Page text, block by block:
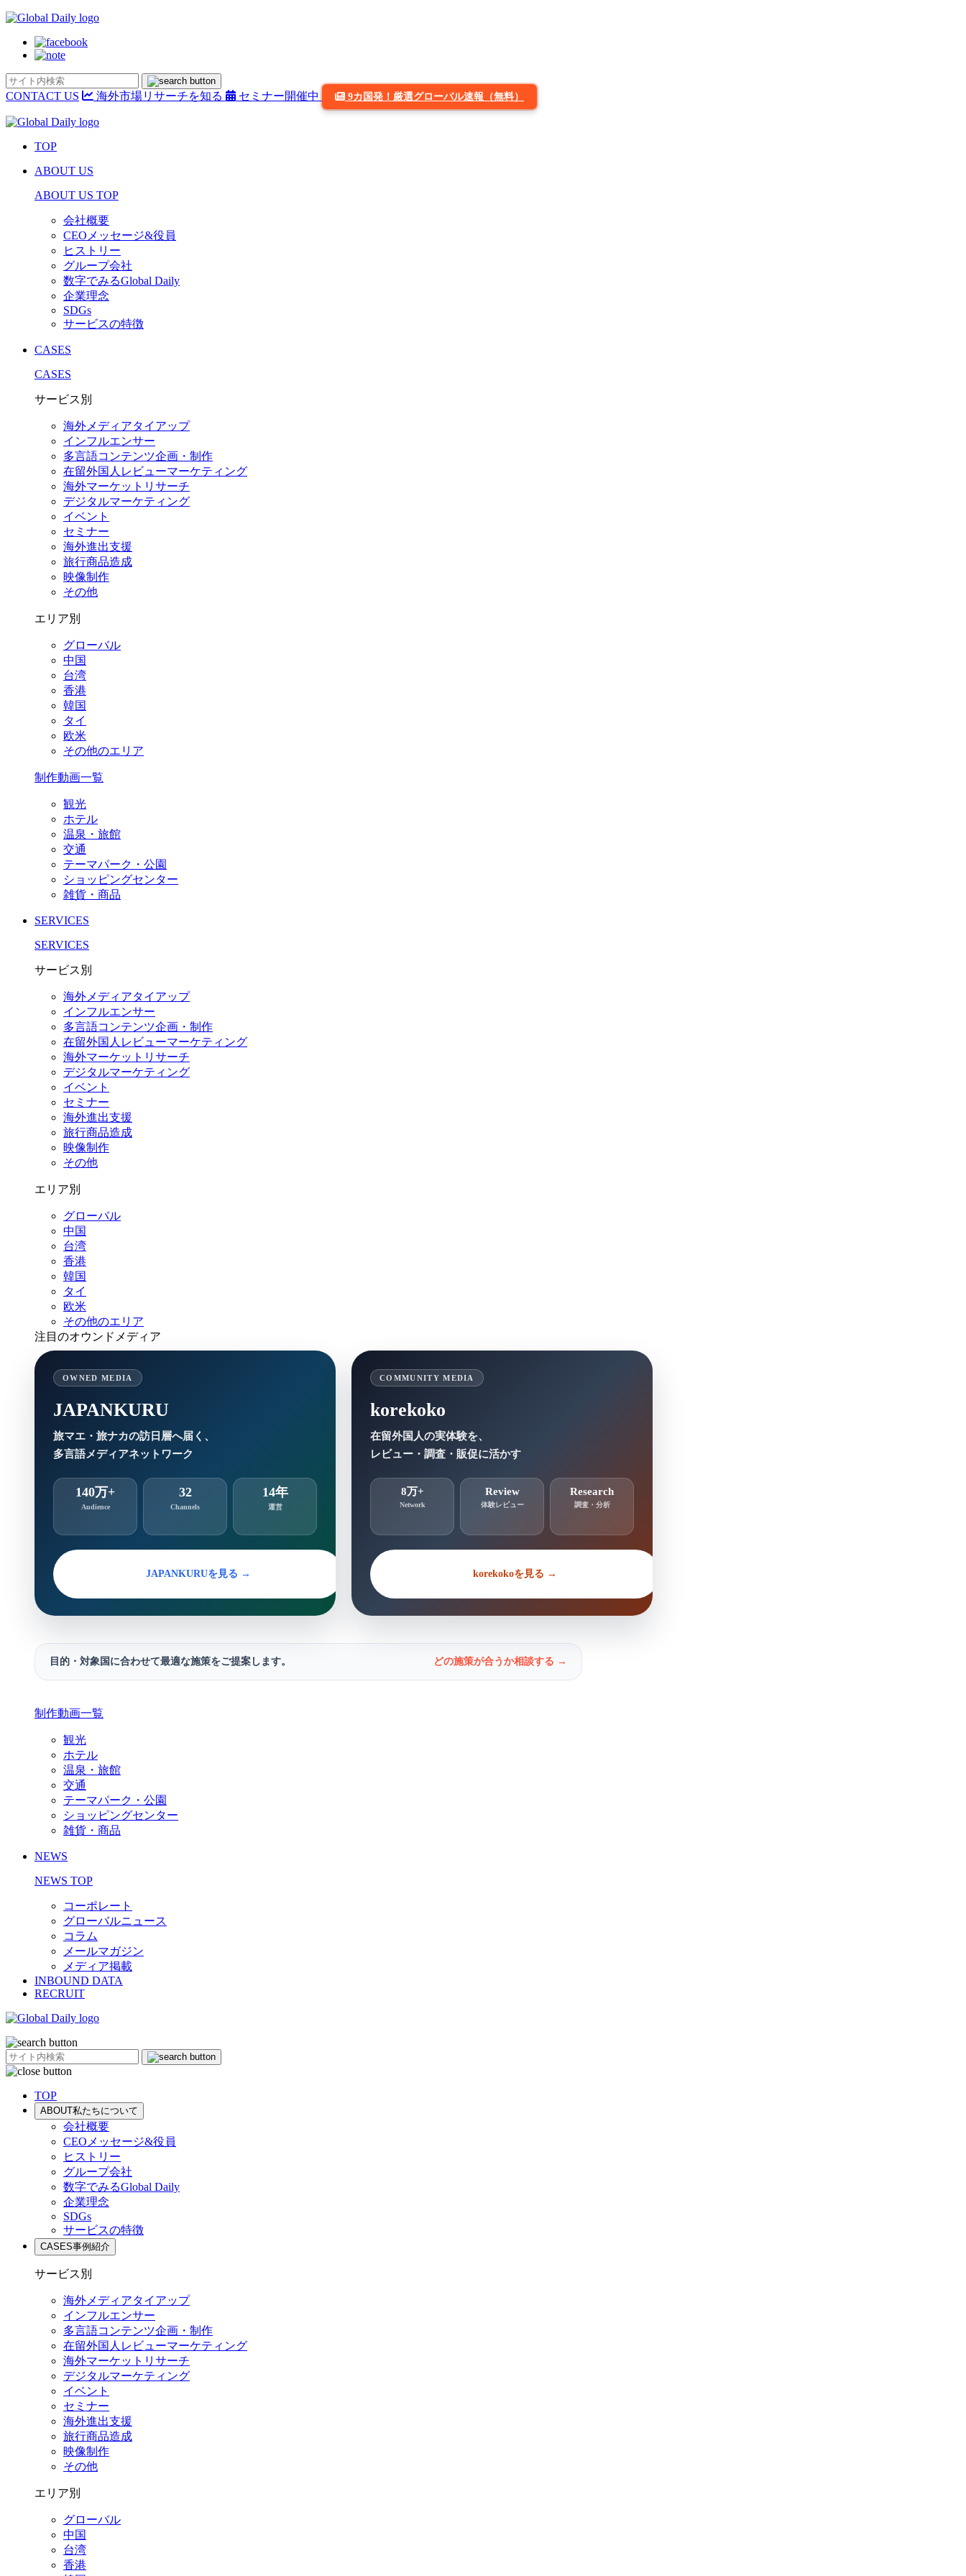
CONTACT US 海外市場リサーチを知る セミナー開催中 9カ国発！厳選グローバル速報（無料）
TOP
ABOUT US
ABOUT US TOP
会社概要
CEOメッセージ&役員
ヒストリー
グループ会社
数字でみるGlobal Daily
企業理念
SDGs
サービスの特徴
CASES
CASES
サービス別
海外メディアタイアップ
インフルエンサー
多言語コンテンツ企画・制作
在留外国⼈レビューマーケティング
海外マーケットリサーチ
デジタルマーケティング
イベント
セミナー
海外進出支援
旅行商品造成
映像制作
その他
エリア別
グローバル
中国
台湾
香港
韓国
タイ
欧米
その他のエリア
制作動画一覧
観光
ホテル
温泉・旅館
交通
テーマパーク・公園
ショッピングセンター
雑貨・商品
SERVICES
SERVICES
サービス別
海外メディアタイアップ
インフルエンサー
多言語コンテンツ企画・制作
在留外国⼈レビューマーケティング
海外マーケットリサーチ
デジタルマーケティング
イベント
セミナー
海外進出支援
旅行商品造成
映像制作
その他
エリア別
グローバル
中国
台湾
香港
韓国
タイ
欧米
その他のエリア
注目のオウンドメディア
OWNED MEDIA
JAPANKURU
旅マエ・旅ナカの訪日層へ届く、
多言語メディアネットワーク
140万+
Audience
32
Channels
14年
運営
JAPANKURUを見る →
COMMUNITY MEDIA
korekoko
在留外国人の実体験を、
レビュー・調査・販促に活かす
8万+
Network
Review
体験レビュー
Research
調査・分析
korekokoを見る →
目的・対象国に合わせて最適な施策をご提案します。 どの施策が合うか相談する →
制作動画一覧
観光
ホテル
温泉・旅館
交通
テーマパーク・公園
ショッピングセンター
雑貨・商品
NEWS
NEWS TOP
コーポレート
グローバルニュース
コラム
メールマガジン
メディア掲載
INBOUND DATA
RECRUIT
TOP
ABOUT私たちについて
会社概要
CEOメッセージ&役員
ヒストリー
グループ会社
数字でみるGlobal Daily
企業理念
SDGs
サービスの特徴
CASES事例紹介
サービス別
海外メディアタイアップ
インフルエンサー
多言語コンテンツ企画・制作
在留外国⼈レビューマーケティング
海外マーケットリサーチ
デジタルマーケティング
イベント
セミナー
海外進出支援
旅行商品造成
映像制作
その他
エリア別
グローバル
中国
台湾
香港